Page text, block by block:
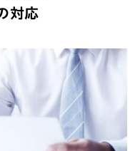
対応